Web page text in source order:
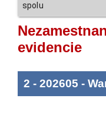
spolu
evidencie
2 - 202605 -